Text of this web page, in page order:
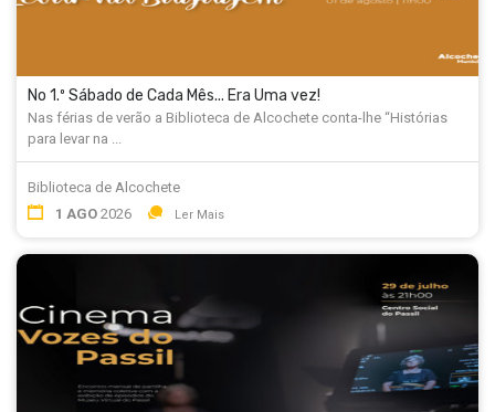
No 1.º Sábado de Cada Mês... Era Uma vez!
Nas férias de verão a Biblioteca de Alcochete conta-lhe “Histórias
para levar na ...
Biblioteca de Alcochete
1 AGO 2026 Ler Mais